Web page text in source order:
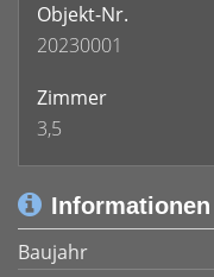
Objekt-Nr.
20230001
Zimmer
3,5
Informationen
Baujahr